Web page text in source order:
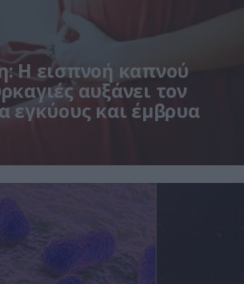
Η εισπνοή καπνού
αυξάνει τον
εγκύους και έμβρυα